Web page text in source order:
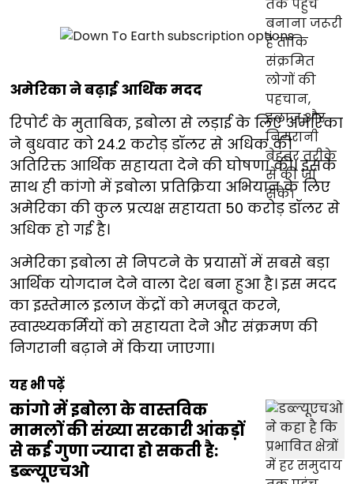
अमेरिका ने बढ़ाई आर्थिक मदद
रिपोर्ट के मुताबिक, इबोला से लड़ाई के लिए अमेरिका
ने बुधवार को 24.2 करोड़ डॉलर से अधिक की
अतिरिक्त आर्थिक सहायता देने की घोषणा की। इसके
साथ ही कांगो में इबोला प्रतिक्रिया अभियान के लिए
अमेरिका की कुल प्रत्यक्ष सहायता 50 करोड़ डॉलर से
अधिक हो गई है।
अमेरिका इबोला से निपटने के प्रयासों में सबसे बड़ा
आर्थिक योगदान देने वाला देश बना हुआ है। इस मदद
का इस्तेमाल इलाज केंद्रों को मजबूत करने,
स्वास्थ्यकर्मियों को सहायता देने और संक्रमण की
निगरानी बढ़ाने में किया जाएगा।
यह भी पढ़ें
कांगो में इबोला के वास्तविक
मामलों की संख्या सरकारी आंकड़ों
से कई गुणा ज्यादा हो सकती है:
डब्ल्यूएचओ